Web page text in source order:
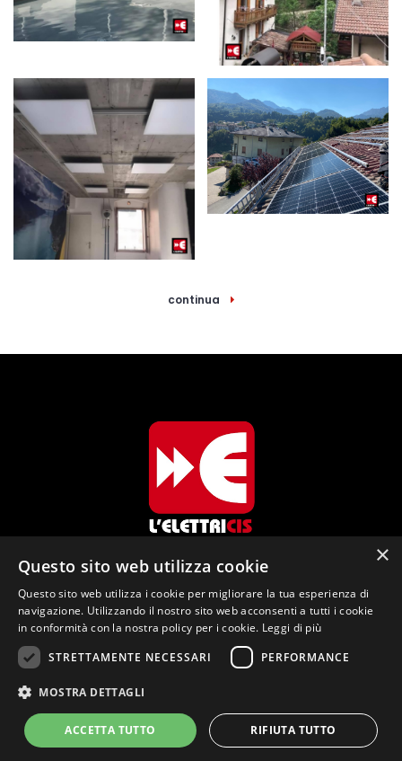
continua
L'Elettricis di Cis Enrico Via dei Colli, 26
38067 Ledro (TN)
info@elettricis.it
2021 Elettricis Impianti Elettrici | P.IVA 02147400226 |
×
Questo sito web utilizza cookie
Questo sito web utilizza i cookie per migliorare la tua esperienza di
navigazione. Utilizzando il nostro sito web acconsenti a tutti i cookie
in conformità con la nostra policy per i cookie. Leggi di più
STRETTAMENTE NECESSARI
PERFORMANCE
MOSTRA DETTAGLI
ACCETTA TUTTO RIFIUTA TUTTO